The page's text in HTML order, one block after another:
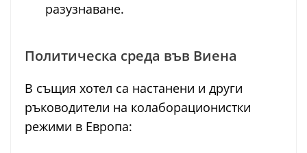
разузнаване.
Политическа среда във Виена
В същия хотел са настанени и други
ръководители на колаборационистки
режими в Европа: